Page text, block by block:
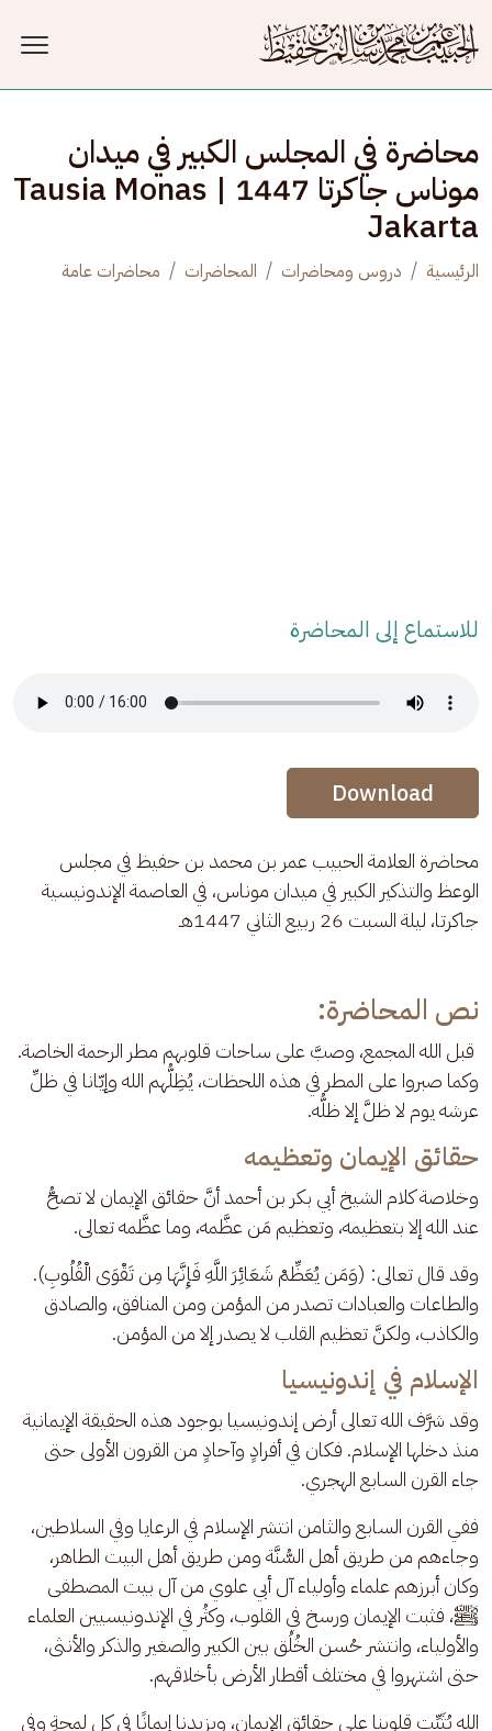
محاضرة في المجلس الكبير في ميدان
موناس جاكرتا 1447 | Tausia Monas
Jakarta
الرئيسية دروس ومحاضرات المحاضرات محاضرات عامة
للاستماع إلى المحاضرة
Audio Stream
Audio Stream
Download
محاضرة العلامة الحبيب عمر بن محمد بن حفيظ في مجلس
الوعظ والتذكير الكبير في ميدان موناس، في العاصمة الإندونيسية
جاكرتا، ليلة السبت 26 ربيع الثاني 1447هـ
نص المحاضرة:
قبل الله المجمع، وصبَّ على ساحات قلوبهم مطر الرحمة الخاصة.
وكما صبروا على المطر في هذه اللحظات، يُظِلُّهم الله وإيّانا في ظلِّ
عرشه يوم لا ظلَّ إلا ظلُّه.
حقائق الإيمان وتعظيمه
وخلاصة كلام الشيخ أبي بكر بن أحمد أنَّ حقائق الإيمان لا تصحُّ
عند الله إلا بتعظيمه، وتعظيم مَن عظَّمه، وما عظَّمه تعالى.
وقد قال تعالى: (وَمَن يُعَظِّمْ شَعَائِرَ اللَّهِ فَإِنَّهَا مِن تَقْوَى الْقُلُوبِ).
والطاعات والعبادات تصدر من المؤمن ومن المنافق، والصادق
والكاذب، ولكنَّ تعظيم القلب لا يصدر إلا من المؤمن.
الإسلام في إندونيسيا
وقد شرَّف الله تعالى أرض إندونيسيا بوجود هذه الحقيقة الإيمانية
منذ دخلها الإسلام. فكان في أفرادٍ وآحادٍ من القرون الأولى حتى
جاء القرن السابع الهجري.
ففي القرن السابع والثامن انتشر الإسلام في الرعايا وفي السلاطين،
وجاءهم من طريق أهل السُّنَّة ومن طريق أهل البيت الطاهر،
وكان أبرزهم علماء وأولياء آل أبي علوي من آل بيت المصطفى
ﷺ، فثبت الإيمان ورسخ في القلوب، وكثُر في الإندونيسيين العلماء
والأولياء، وانتشر حُسن الخُلُق بين الكبير والصغير والذكر والأنثى،
حتى اشتهروا في مختلف أقطار الأرض بأخلاقهم.
الله يُثَبِّت قلوبنا على حقائق الإيمان، ويزيدنا إيمانًا في كل لمحةٍ وفي